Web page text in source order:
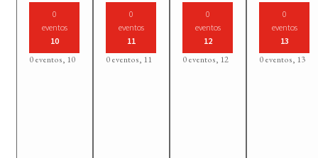
0
eventos
10
0 eventos, 10
0
eventos
11
0 eventos, 11
0
eventos
12
0 eventos, 12
0
eventos
13
0 eventos, 13